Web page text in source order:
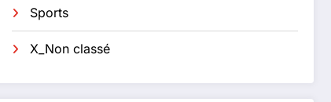
Sports
X_Non classé